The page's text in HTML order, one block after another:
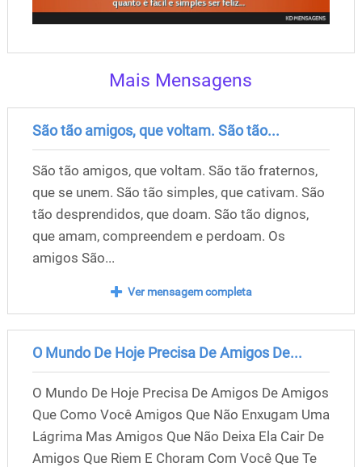
Mais Mensagens
São tão amigos, que voltam. São tão...
São tão amigos, que voltam. São tão fraternos,
que se unem. São tão simples, que cativam. São
tão desprendidos, que doam. São tão dignos,
que amam, compreendem e perdoam. Os
amigos São...
Ver mensagem completa
O Mundo De Hoje Precisa De Amigos De...
O Mundo De Hoje Precisa De Amigos De Amigos
Que Como Você Amigos Que Não Enxugam Uma
Lágrima Mas Amigos Que Não Deixa Ela Cair De
Amigos Que Riem E Choram Com Você Que Te